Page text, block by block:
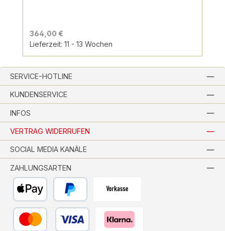
364,00 €
Lieferzeit: 11 - 13 Wochen
SERVICE-HOTLINE
KUNDENSERVICE
INFOS
VERTRAG WIDERRUFEN
ZAHLUNGSARTEN
SOCIAL MEDIA KANÄLE